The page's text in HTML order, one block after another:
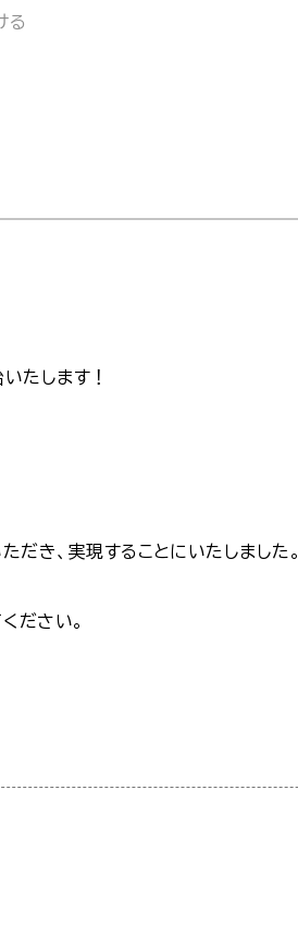
る
たします！
き、実現することにいたしました。
ださい。